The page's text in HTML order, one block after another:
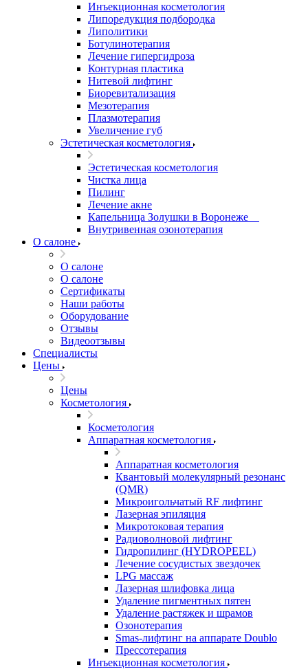
Инъекционная косметология
Липоредукция подбородка
Липолитики
Ботулинотерапия
Лечение гипергидроза
Контурная пластика
Нитевой лифтинг
Биоревитализация
Мезотерапия
Плазмотерапия
Увеличение губ
Эстетическая косметология
Эстетическая косметология
Чистка лица
Пилинг
Лечение акне
Капельница Золушки в Воронеже
Внутривенная озонотерапия
О салоне
О салоне
О салоне
Сертификаты
Наши работы
Оборудование
Отзывы
Видеоотзывы
Специалисты
Цены
Цены
Косметология
Косметология
Аппаратная косметология
Аппаратная косметология
Квантовый молекулярный резонанс
(QMR)
Микроигольчатый RF лифтинг
Лазерная эпиляция
Микротоковая терапия
Радиоволновой лифтинг
Гидропилинг (HYDROPEEL)
Лечение сосудистых звездочек
LPG массаж
Лазерная шлифовка лица
Удаление пигментных пятен
Удаление растяжек и шрамов
Озонотерапия
Smas-лифтинг на аппарате Doublo
Прессотерапия
Инъекционная косметология